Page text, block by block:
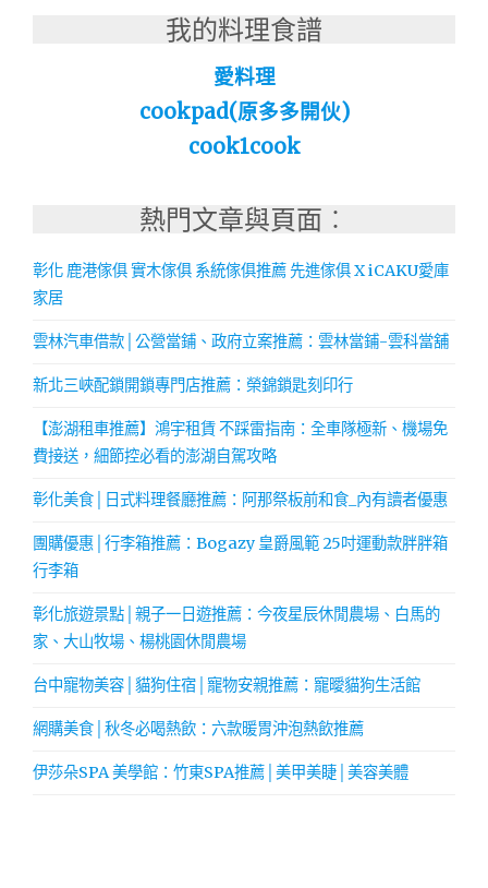
我的料理食譜
愛料理
cookpad(原多多開伙)
cook1cook
熱門文章與頁面︰
彰化 鹿港傢俱 實木傢俱 系統傢俱推薦 先進傢俱 X iCAKU愛庫
家居
雲林汽車借款│公營當鋪、政府立案推薦：雲林當鋪-雲科當舖
新北三峽配鎖開鎖專門店推薦：榮錦鎖匙刻印行
【澎湖租車推薦】鴻宇租賃 不踩雷指南：全車隊極新、機場免
費接送，細節控必看的澎湖自駕攻略
彰化美食│日式料理餐廳推薦：阿那祭板前和食_內有讀者優惠
團購優惠│行李箱推薦：Bogazy 皇爵風範 25吋運動款胖胖箱
行李箱
彰化旅遊景點│親子一日遊推薦：今夜星辰休閒農場、白馬的
家、大山牧場、楊桃園休閒農場
台中寵物美容│貓狗住宿│寵物安親推薦：寵曖貓狗生活館
網購美食│秋冬必喝熱飲：六款暖胃沖泡熱飲推薦
伊莎朵SPA 美學館：竹東SPA推薦│美甲美睫│美容美體